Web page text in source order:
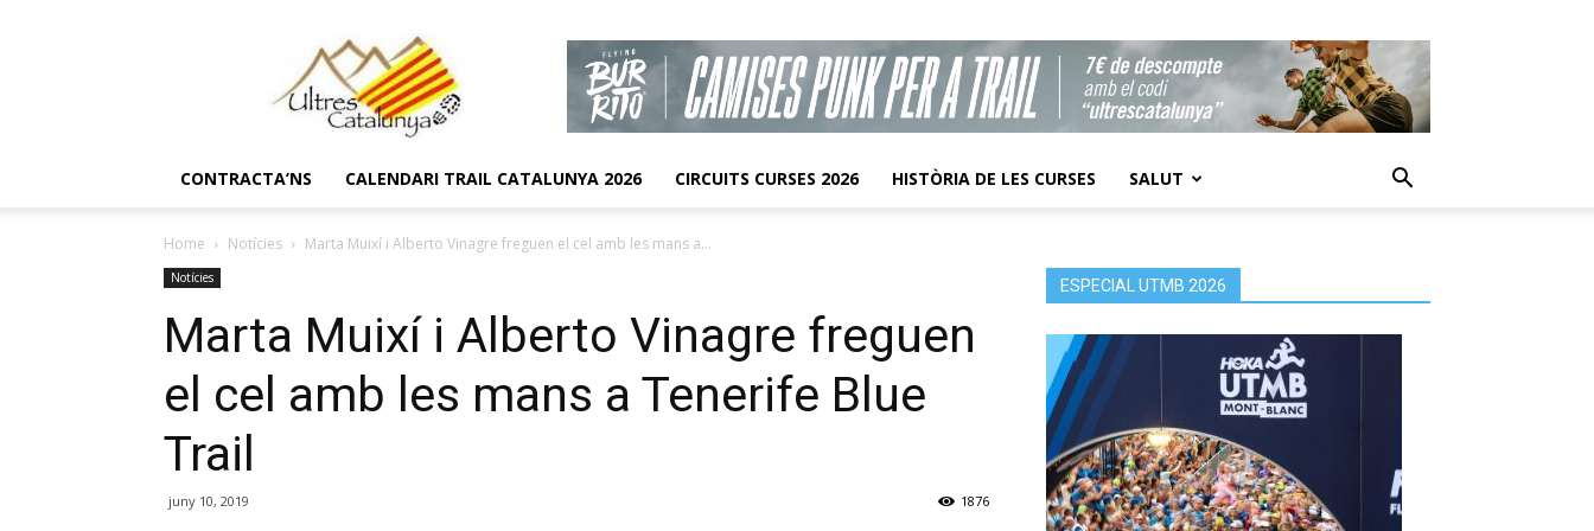
CONTRACTA’NS CALENDARI TRAIL CATALUNYA 2026 CIRCUITS CURSES 2026 HISTÒRIA DE LES CURSES SALUT
Home Notícies Marta Muixí i Alberto Vinagre freguen el cel amb les mans a...
Notícies
Marta Muixí i Alberto Vinagre freguen
el cel amb les mans a Tenerife Blue
Trail
juny 10, 2019 1876
ESPECIAL UTMB 2026